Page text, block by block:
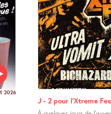
2026
J - 2 pour l’Xtreme